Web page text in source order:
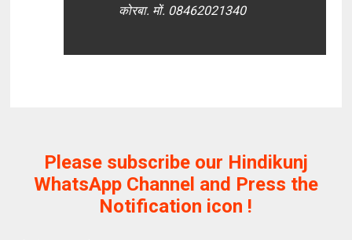
कोरबा. मों. 08462021340
Please subscribe our Hindikunj
WhatsApp Channel and Press the
Notification icon !